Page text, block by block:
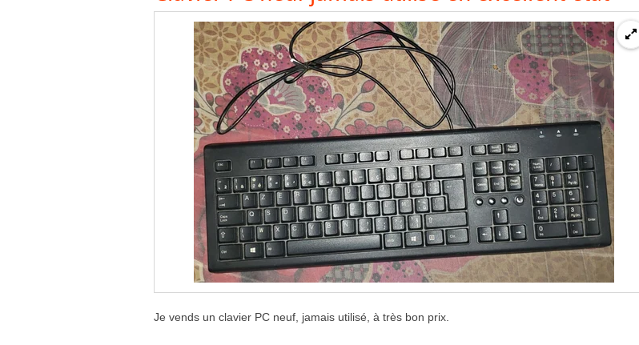
Je vends un clavier PC neuf, jamais utilisé, à très bon prix.